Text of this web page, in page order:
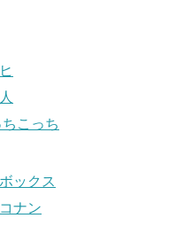
こっち
ックス
ナン